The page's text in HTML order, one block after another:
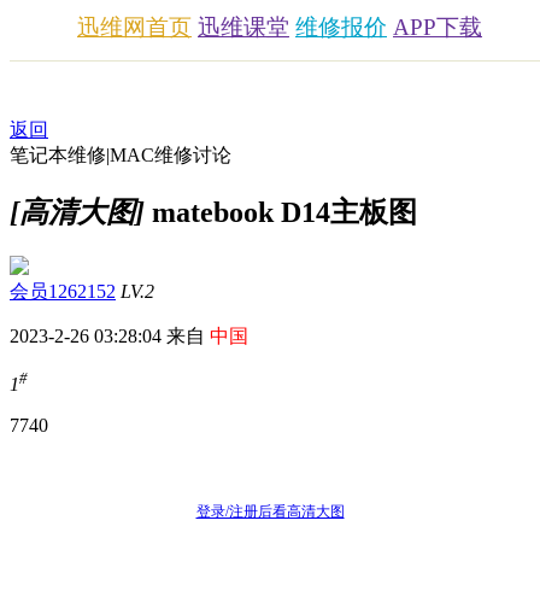
迅维网首页 迅维课堂 维修报价 APP下载
返回
笔记本维修|MAC维修讨论
[高清大图] matebook D14主板图
会员1262152 LV.2
2023-2-26 03:28:04 来自 中国
1#
7740
登录/注册后看高清大图